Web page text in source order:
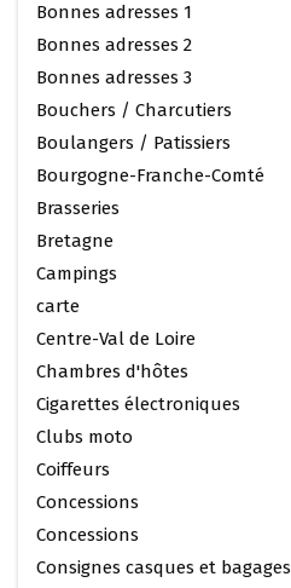
Bonnes adresses 1
Bonnes adresses 2
Bonnes adresses 3
Bouchers / Charcutiers
Boulangers / Patissiers
Bourgogne-Franche-Comté
Brasseries
Bretagne
Campings
carte
Centre-Val de Loire
Chambres d'hôtes
Cigarettes électroniques
Clubs moto
Coiffeurs
Concessions
Concessions
Consignes casques et bagages